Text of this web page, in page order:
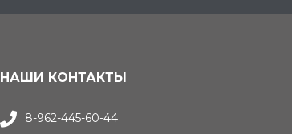
НАШИ КОНТАКТЫ
8-962-445-60-44